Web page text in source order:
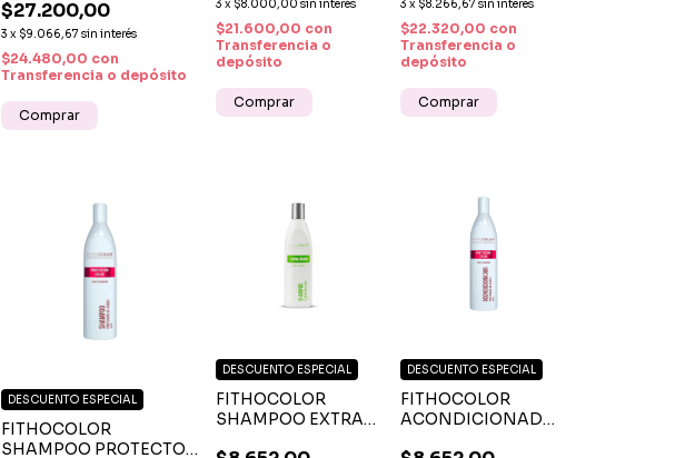
PARA DERMATITIS
SEBORREICA
$27.200,00
3 x $9.066,67 sin interés
$24.480,00 con
Transferencia o depósito
RIZOS DEFINIDOS E
HIDRATADOS
3 x $8.000,00 sin interés
$21.600,00 con
Transferencia o
depósito
ONDULADOS
3 x $8.266,67 sin interés
$22.320,00 con
Transferencia o
depósito
FITHOCOLOR
SHAMPOO PROTECTOR
DESCUENTO ESPECIAL
FITHOCOLOR
SHAMPOO EXTRA
DESCUENTO ESPECIAL
FITHOCOLOR
ACONDICIONADOR
DESCUENTO ESPECIAL